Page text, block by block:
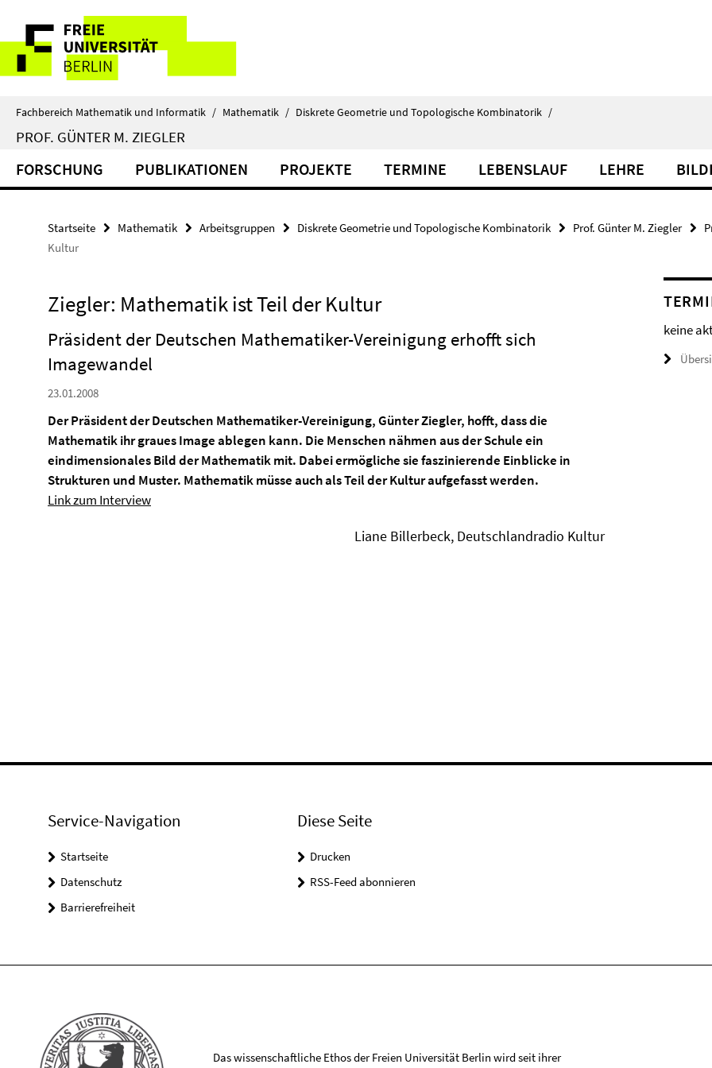
direkt
Inhalt
Service-
Navigation
Fachbereich Mathematik und Informatik / Mathematik / Diskrete Geometrie und Topologische Kombinatorik /
PROF. GÜNTER M. ZIEGLER
FORSCHUNG PUBLIKATIONEN PROJEKTE TERMINE LEBENSLAUF LEHRE
Startseite Mathematik Arbeitsgruppen Diskrete Geometrie und Topologische Kombinatorik Prof. Günter M. Ziegler
Kultur
Ziegler: Mathematik ist Teil der Kultur
Präsident der Deutschen Mathematiker-Vereinigung erhofft sich
Imagewandel
23.01.2008
Der Präsident der Deutschen Mathematiker-Vereinigung, Günter Ziegler, hofft, dass die
Mathematik ihr graues Image ablegen kann. Die Menschen nähmen aus der Schule ein
eindimensionales Bild der Mathematik mit. Dabei ermögliche sie faszinierende Einblicke in
Strukturen und Muster. Mathematik müsse auch als Teil der Kultur aufgefasst werden.
Link zum Interview
Liane Billerbeck, Deutschlandradio Kultur
keine
Service-Navigation
Startseite
Datenschutz
Barrierefreiheit
Diese Seite
Drucken
RSS-Feed abonnieren
Das wissenschaftliche Ethos der Freien Universität Berlin wird seit ihrer